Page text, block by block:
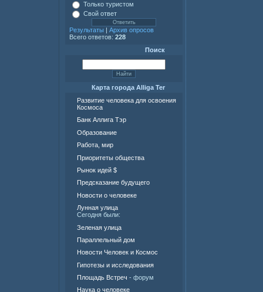
Только туристом
Свой ответ
Результаты | Архив опросов
Всего ответов: 228
Поиск
Карта города Alliga Ter
Развитие человека для освоения
Космоса
Банк Аллига Тэр
Образование
Работа, мир
Приоритеты общества
Рынок идей $
Предсказание будущего
Новости о человеке
Лунная улица
Сегодня были:
Зеленая улица
Параллельный дом
Новости Человек и Космос
Гипотезы и исследования
Площадь Встреч - форум
Наука о человеке